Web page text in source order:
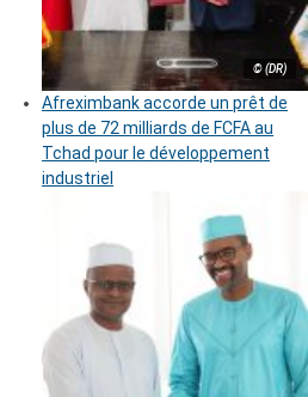
© (DR)
Afreximbank accorde un prêt de
plus de 72 milliards de FCFA au
Tchad pour le développement
industriel